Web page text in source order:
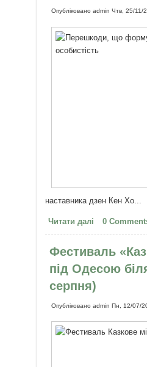
Опублікованоadmin Чтв, 25/11/
наставника дзен Кен Хо...
Читати далі про
особистість
0
Фестиваль
під Одесою
серпня)
Опублікованоadmin Пн, 12/07/